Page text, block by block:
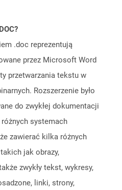
.doc reprezentują
przez Microsoft Word
przetwarzania tekstu w
Rozszerzenie było
do zwykłej dokumentacji
systemach
zawierać kilka różnych
jak obrazy,
zwykły tekst, wykresy,
linki, strony,